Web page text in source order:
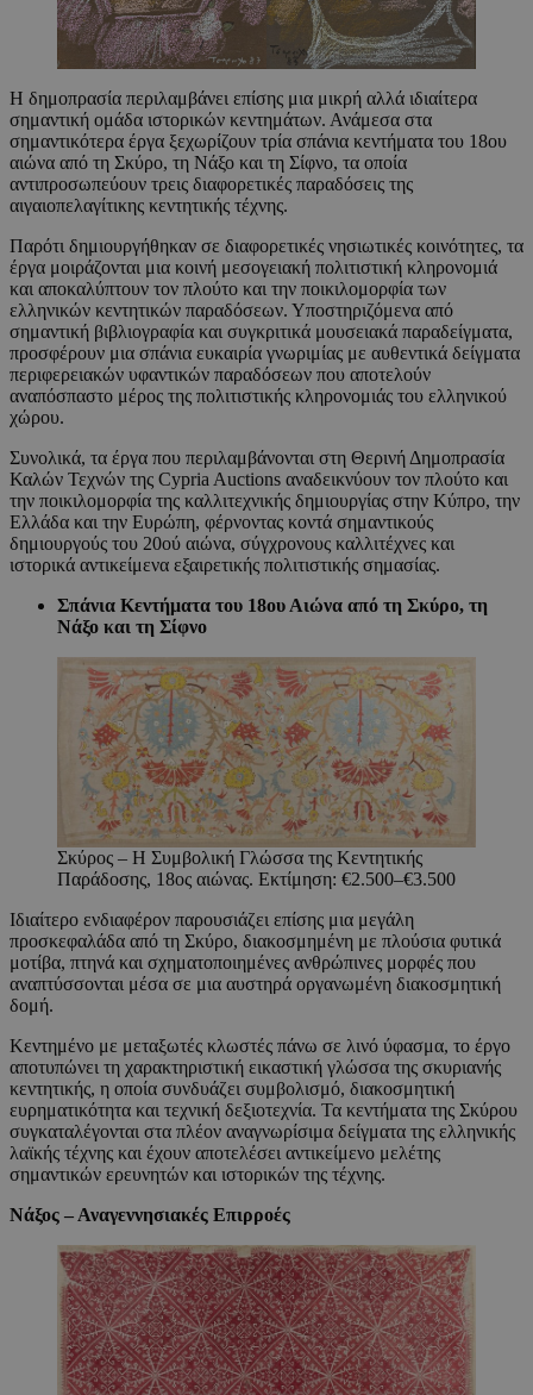
Η δημοπρασία περιλαμβάνει επίσης μια μικρή αλλά ιδιαίτερα
σημαντική ομάδα ιστορικών κεντημάτων. Ανάμεσα στα
σημαντικότερα έργα ξεχωρίζουν τρία σπάνια κεντήματα του 18ου
αιώνα από τη Σκύρο, τη Νάξο και τη Σίφνο, τα οποία
αντιπροσωπεύουν τρεις διαφορετικές παραδόσεις της
αιγαιοπελαγίτικης κεντητικής τέχνης.
Παρότι δημιουργήθηκαν σε διαφορετικές νησιωτικές κοινότητες, τα
έργα μοιράζονται μια κοινή μεσογειακή πολιτιστική κληρονομιά
και αποκαλύπτουν τον πλούτο και την ποικιλομορφία των
ελληνικών κεντητικών παραδόσεων. Υποστηριζόμενα από
σημαντική βιβλιογραφία και συγκριτικά μουσειακά παραδείγματα,
προσφέρουν μια σπάνια ευκαιρία γνωριμίας με αυθεντικά δείγματα
περιφερειακών υφαντικών παραδόσεων που αποτελούν
αναπόσπαστο μέρος της πολιτιστικής κληρονομιάς του ελληνικού
χώρου.
Συνολικά, τα έργα που περιλαμβάνονται στη Θερινή Δημοπρασία
Καλών Τεχνών της Cypria Auctions αναδεικνύουν τον πλούτο και
την ποικιλομορφία της καλλιτεχνικής δημιουργίας στην Κύπρο, την
Ελλάδα και την Ευρώπη, φέρνοντας κοντά σημαντικούς
δημιουργούς του 20ού αιώνα, σύγχρονους καλλιτέχνες και
ιστορικά αντικείμενα εξαιρετικής πολιτιστικής σημασίας.
Σπάνια Κεντήματα του 18ου Αιώνα από τη Σκύρο, τη
Νάξο και τη Σίφνο
Σκύρος – Η Συμβολική Γλώσσα της Κεντητικής
Παράδοσης, 18ος αιώνας. Εκτίμηση: €2.500–€3.500
Ιδιαίτερο ενδιαφέρον παρουσιάζει επίσης μια μεγάλη
προσκεφαλάδα από τη Σκύρο, διακοσμημένη με πλούσια φυτικά
μοτίβα, πτηνά και σχηματοποιημένες ανθρώπινες μορφές που
αναπτύσσονται μέσα σε μια αυστηρά οργανωμένη διακοσμητική
δομή.
Κεντημένο με μεταξωτές κλωστές πάνω σε λινό ύφασμα, το έργο
αποτυπώνει τη χαρακτηριστική εικαστική γλώσσα της σκυριανής
κεντητικής, η οποία συνδυάζει συμβολισμό, διακοσμητική
ευρηματικότητα και τεχνική δεξιοτεχνία. Τα κεντήματα της Σκύρου
συγκαταλέγονται στα πλέον αναγνωρίσιμα δείγματα της ελληνικής
λαϊκής τέχνης και έχουν αποτελέσει αντικείμενο μελέτης
σημαντικών ερευνητών και ιστορικών της τέχνης.
Νάξος – Αναγεννησιακές Επιρροές